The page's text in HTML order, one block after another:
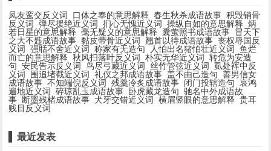
凤友鸾交反义词 口体之奉的意思解释 春生秋杀成语故事 积毁销骨
反义词
弹尽援绝近义词 扪心无愧近义词 操纵自如的意思解释
炳
若日星的意思解释
毫无疑义的意思解释 囊萤照书成语故事 冒天下
之大不韪成语故事 黏皮带骨近义词 翘首以待成语故事 丧权辱国反
义词
强聒不舍近义词 称家有无造句 人怕出名猪怕壮近义词
鱼烂
而亡的意思解释
秋风扫落叶反义词 朴实无华近义词
转危为安造
句
安民告示反义词 鸟尽弓藏近义词 丝竹管弦近义词
虱处裈中反
义词
围追堵截近义词 礼仪之邦成语故事 盖不由己造句
善男信女
成语故事 不知端倪反义词 残羹冷炙成语故事 闭门投辖造句
哀鸿
遍地近义词
碎琼乱玉成语故事 卧虎藏龙造句
驰名中外成语故
事 断墨残楮成语故事 犬牙交错近义词 横眉竖眼的意思解释
贵耳
贱目反义词
最近发表